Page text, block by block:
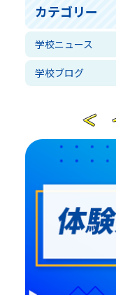
カテゴリー
学校ニュース
学校ブログ